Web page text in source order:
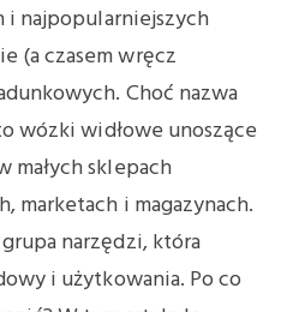
i najpopularniejszych
(a czasem wręcz
Choć nazwa
wózki widłowe unoszące
małych sklepach
marketach i magazynach.
narzędzi, która
i użytkowania. Po co